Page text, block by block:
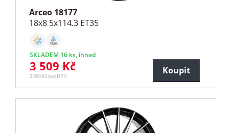
Arceo 18177
18x8 5x114.3 ET35
SKLADEM 16 ks, ihned
3 509 Kč
2 900 Kč bez DPH
Koupit